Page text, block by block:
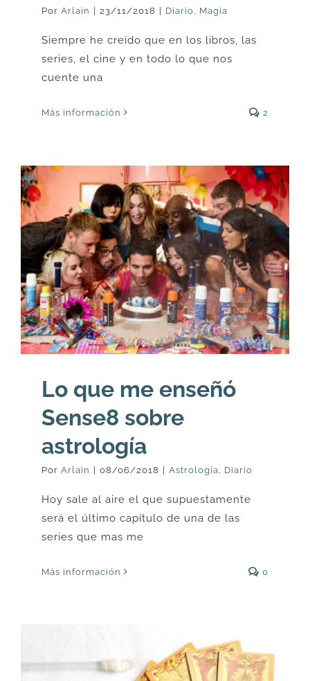
Por Arlain 23/11/2018 Diario Magia
Siempre he creído que en los libros, las
series, el cine y en todo lo que nos
cuente una
Más información 2
Lo que me enseñó
Sense8 sobre
astrología
Por Arlain | 08/06/2018 | Astrología Diario
Hoy sale al aire el que supuestamente
será el último capítulo de una de las
series que mas me
Más información 0